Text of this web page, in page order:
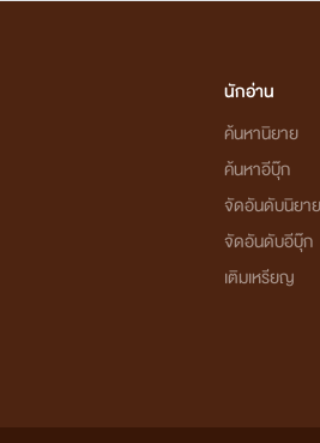
นักอ่าน
ค้นหานิยาย
ค้นหาอีบุ๊ก
จัดอันดับนิยาย
จัดอันดับอีบุ๊ก
เติมเหรียญ